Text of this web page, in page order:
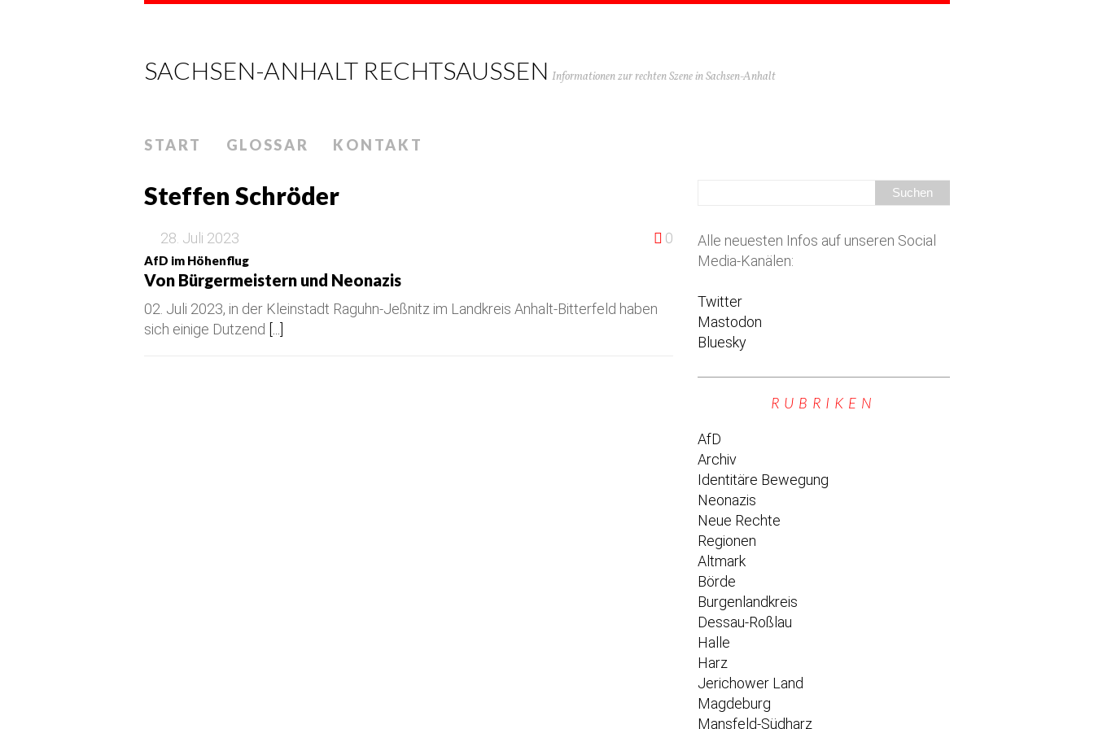
SACHSEN-ANHALT RECHTSAUSSEN Informationen zur rechten Szene in Sachsen-Anhalt
START GLOSSAR KONTAKT
Steffen Schröder
28. Juli 2023 0
AfD im Höhenflug
Von Bürgermeistern und Neonazis
02. Juli 2023, in der Kleinstadt Raguhn-Jeßnitz im Landkreis Anhalt-Bitterfeld haben
sich einige Dutzend
Alle neuesten Infos auf unseren Social
Media-Kanälen:
Twitter
Mastodon
Bluesky
RUBRIKEN
AfD
Archiv
Identitäre Bewegung
Neonazis
Neue Rechte
Regionen
Altmark
Börde
Burgenlandkreis
Dessau-Roßlau
Halle
Harz
Jerichower Land
Magdeburg
Mansfeld-Südharz